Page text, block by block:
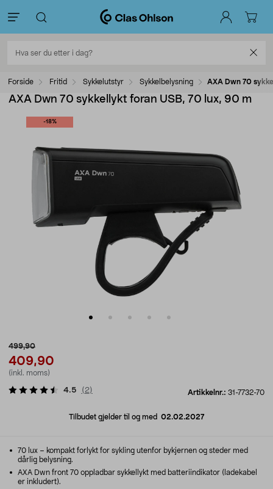
Forside Fritid Sykkelutstyr Sykkelbelysning AXA Dwn 70
AXA Dwn 70 sykkellykt foran USB, 70 lux, 90 m
-18%
499,90
409,90
(inkl. moms)
Artikkelnr.: 31-7732-70
4.5 ( 2)
Tilbudet gjelder til og med 02.02.2027
70 lux – kompakt forlykt for sykling utenfor bykjernen og steder med
dårlig belysning.
AXA Dwn front 70 oppladbar sykkellykt med batteriindikator (ladekabel
er inkludert).